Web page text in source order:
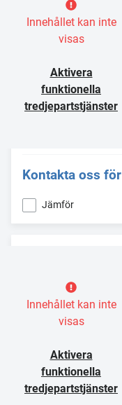
Innehållet kan inte
visas
Aktivera
funktionella
tredjepartstjänster
Kontakta oss
Jämför
Innehållet kan inte
visas
Aktivera
funktionella
tredjepartstjänster